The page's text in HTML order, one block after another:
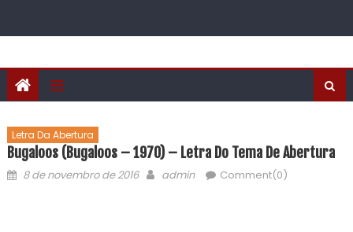
Letra Da Abertura
Bugaloos (Bugaloos – 1970) – Letra Do Tema De Abertura
8 de novembro de 2016 admin Comment(0)